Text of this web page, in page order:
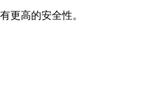
更高的安全性。